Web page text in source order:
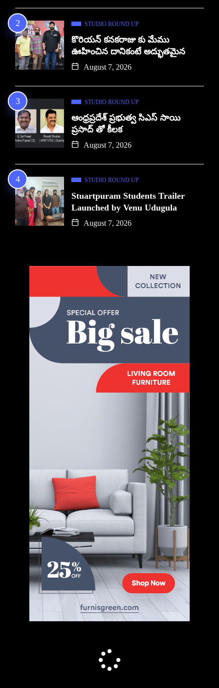
STUDIO ROUND UP
కొరియన్ కనకరాజు కు మేము
ఊహించిన దానికంటే అద్భుతమైన
August 7, 2026
STUDIO ROUND UP
ఆంధ్రప్రదేశ్ ప్రభుత్వ సిఎస్ సాయి
ప్రసాద్ తో కీలక
August 7, 2026
STUDIO ROUND UP
Stuartpuram Students Trailer
Launched by Venu Udugula
August 7, 2026